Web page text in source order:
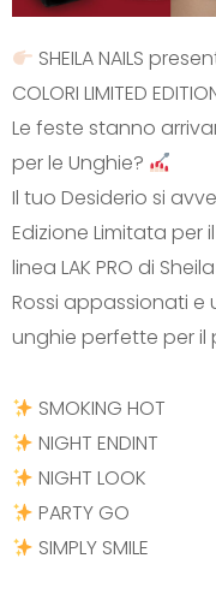
SHEILA NAILS
COLORI LIMITED
Le feste stanno
per le Unghie?
Il tuo Desiderio si
Edizione Limitata per
linea LAK PRO di
Rossi appassionati e
unghie perfette per il
SMOKING HOT
NIGHT ENDINT
NIGHT LOOK
PARTY GO
SIMPLY SMILE